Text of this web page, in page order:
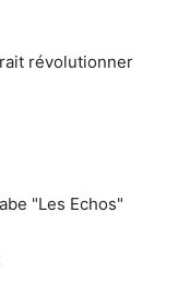
révolutionner
"Les Echos"